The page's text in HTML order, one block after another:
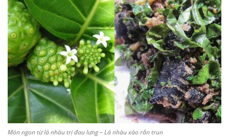
Món ngon từ lá nhàu trị đau lưng – Lá nhàu xào rắn trun